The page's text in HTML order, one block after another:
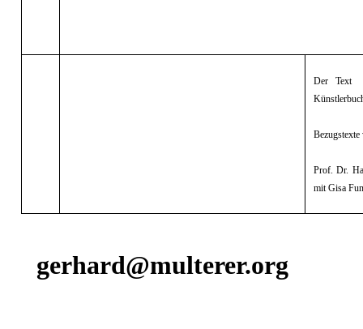
Der Text
Bezugstexte
Prof. Dr.
mit Gisa
gerhard@multerer.org